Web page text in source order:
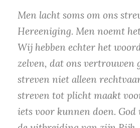
Men lacht soms om ons
Hereeniging. Men noemt
Wij hebben echter het
zelven, dat ons vertrouwen
streven niet alleen
streven tot plicht maakt
iets voor kunnen doen.